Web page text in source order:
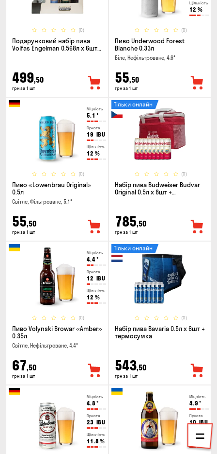
(0)
Подарунковий набір пива
Volfas Engelman 0.568л x 6шт +
499,50
грн за 1 шт
Щільність
12 %
(0)
Пиво Underwood Forest
Blanche 0.33л
Біле, Нефільтроване, 4.6°
55,50
грн за 1 шт
Міцність
5.1 °
Гіркота
19 IBU
Щільність
12 %
(0)
Пиво «Lowenbrau Original»
0.5л
Світле, Фільтроване, 5.1°
55,50
грн за 1 шт
(0)
Тільки онлайн
Набір пива Budweiser Budvar
Original 0.5л х 8шт +
785,50
грн за 1 шт
Міцність
4.4°
Гіркота
12 IBU
Щільність
12 %
(0)
Пиво Volynski Browar «Amber»
0.35л
Світле, Нефільтроване, 4.4°
67,50
грн за 1 шт
(0)
Тільки онлайн
Набір пива Bavaria 0.5л х 6шт +
термосумка
543,50
грн за 1 шт
Міцність
4.8 °
Гіркота
23 IBU
Щільність
11.8 %
Міцність
4.9 °
Гіркота
10IBU
Щільність
11%